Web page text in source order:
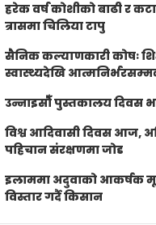
हरेक वर्ष कोशीको बाढी र
त्रासमा चिलिया टापु
सैनिक कल्याणकारी कोषः
स्वास्थ्यदेखि
उन्नाइसौँ पुस्तकालय दिवस
विश्व आदिवासी दिवस आज,
पहिचान संरक्षणमा जोड
इलाममा अदुवाको आकर्षक
विस्तार गर्दै किसान